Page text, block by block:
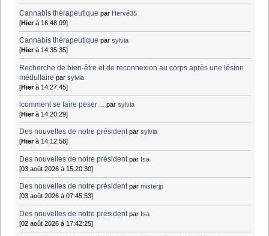
Cannabis thérapeutique par Hervé35
[Hierà 16:48:09]
Cannabis thérapeutique parsylvia
[Hierà 14:35:35]
Recherche de bien-être et de reconnexion au corps après une lésion
médullaire parsylvia
[Hierà 14:27:45]
lcomment se faire peser ... parsylvia
[Hierà 14:20:29]
Des nouvelles de notre président parsylvia
[Hierà 14:12:58]
Des nouvelles de notre président par Isa
[03 août 2026 à 15:20:30]
Des nouvelles de notre président parmisterjp
[03 août 2026 à 07:45:53]
Des nouvelles de notre président par Isa
[02 août 2026 à 17:42:25]